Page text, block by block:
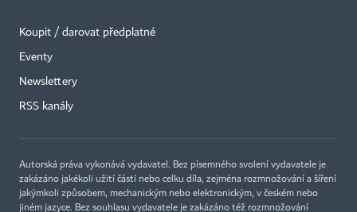
Koupit / darovat předplatné
Eventy
Newslettery
RSS kanály
Autorská práva vykonává vydavatel. Bez písemného svolení vydavatele je
zakázáno jakékoli užití částí nebo celku díla, zejména rozmnožování a šíření
jakýmkoli způsobem, mechanickým nebo elektronickým, v českém nebo
jiném jazyce. Bez souhlasu vydavatele je zakázáno též rozmnožování